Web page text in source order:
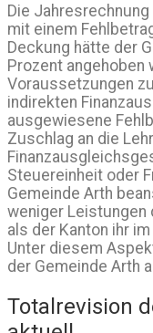
Die
mit einem
Deckung hätte der
Prozent angehoben
Voraussetzungen
indirekten
ausgewiesene
Zuschlag an die
Steuereinheit oder
Gemeinde Arth
weniger Leistungen
als der Kanton ihr
Unter diesem
der Gemeinde Arth
Totalrevision